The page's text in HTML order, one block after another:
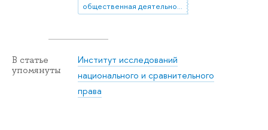
общественная деятельность
В статье
упомянуты
Институт исследований
национального и сравнительного
права